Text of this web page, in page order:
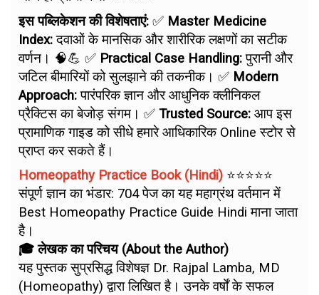
इस पब्लिकेशन की विशेषताएं: ✅ Master Medicine
Index:दवाओं के मानसिक और शारीरिक लक्षणों का सटीक
वर्णन। 🧠💪 ✅ Practical Case Handling:पुरानी और
जटिल बीमारियों को सुलझाने की तकनीक। ✅ Modern
Approach:पारंपरिक ज्ञान और आधुनिक क्लीनिकल
प्रैक्टिस का बेजोड़ संगम। ✅ Trusted Source: आप इस
प्रामाणिक गाइड को सीधे हमारे आधिकारिक Online स्टोर से
प्राप्त कर सकते हैं।
Homeopathy Practice Book (Hindi) ⭐⭐⭐⭐⭐
संपूर्ण ज्ञान का भंडार: 704 पेज का यह महाग्रंथ वर्तमान में
Best Homeopathy Practice Guide Hindi माना जाता
है।
🎓 लेखक का परिचय (About the Author)
यह पुस्तक सुप्रसिद्ध विशेषज्ञ Dr. Rajpal Lamba, MD
(Homeopathy) द्वारा लिखित है। उनके वर्षों के सफल